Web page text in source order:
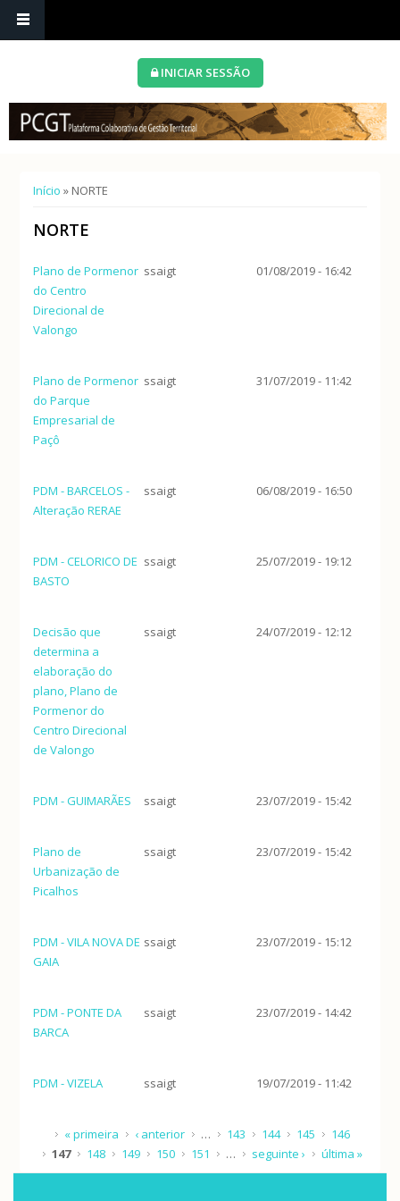
INICIAR SESSÃO
Está aqui
Início » NORTE
NORTE
Plano de Pormenor
do Centro
Direcional de
Valongo
ssaigt 01/08/2019 - 16:42
Plano de Pormenor
do Parque
Empresarial de
Paçô
ssaigt 31/07/2019 - 11:42
PDM - BARCELOS -
Alteração RERAE
ssaigt 06/08/2019 - 16:50
PDM - CELORICO DE
BASTO
ssaigt 25/07/2019 - 19:12
Decisão que
determina a
elaboração do
plano, Plano de
Pormenor do
Centro Direcional
de Valongo
ssaigt 24/07/2019 - 12:12
PDM - GUIMARÃES ssaigt 23/07/2019 - 15:42
Plano de
Urbanização de
Picalhos
ssaigt 23/07/2019 - 15:42
PDM - VILA NOVA DE
GAIA
ssaigt 23/07/2019 - 15:12
PDM - PONTE DA
BARCA
ssaigt 23/07/2019 - 14:42
PDM - VIZELA ssaigt 19/07/2019 - 11:42
Páginas
« primeira ‹ anterior … 143 144 145
146
147
148 149 150 151 … seguinte › última »